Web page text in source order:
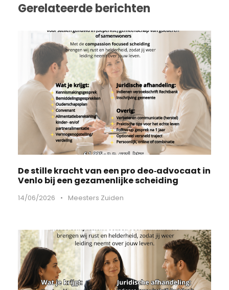
Gerelateerde berichten
De stille kracht van een pro deo‑advocaat in
Venlo bij een gezamenlijke scheiding
14/06/2026 • Meesters Zuiden